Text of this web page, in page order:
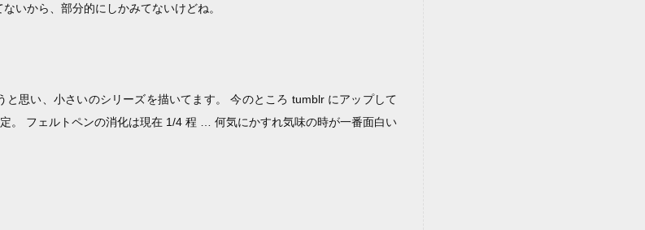
いから、部分的にしかみてないけどね。
と思い、小さいのシリーズを描いてます。 今のところ tumblr にアップして
。 フェルトペンの消化は現在 1/4 程 … 何気にかすれ気味の時が一番面白い